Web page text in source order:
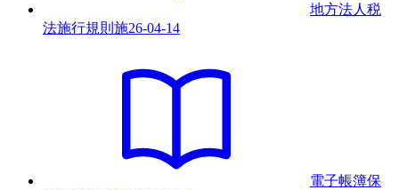
地方法人税
法施行規則 施26-04-14
電子帳簿保